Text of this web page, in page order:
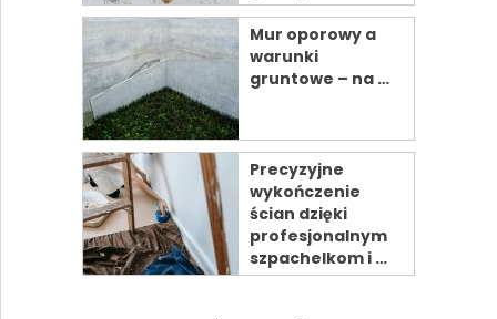
Mur oporowy a
warunki
gruntowe – na …
Precyzyjne
wykończenie
ścian dzięki
profesjonalnym
szpachelkom i …